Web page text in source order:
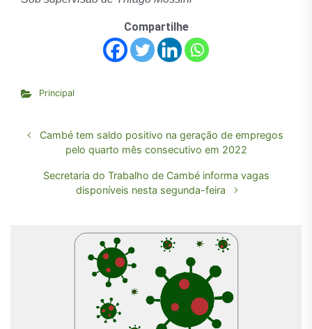
Compartilhe
Principal
Cambé tem saldo positivo na geração de empregos
pelo quarto mês consecutivo em 2022
Secretaria do Trabalho de Cambé informa vagas
disponíveis nesta segunda-feira